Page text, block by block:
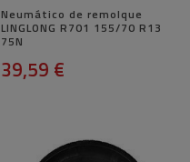
Neumático de remolque
LINGLONG R701 155/70 R13
75N
39,59 €